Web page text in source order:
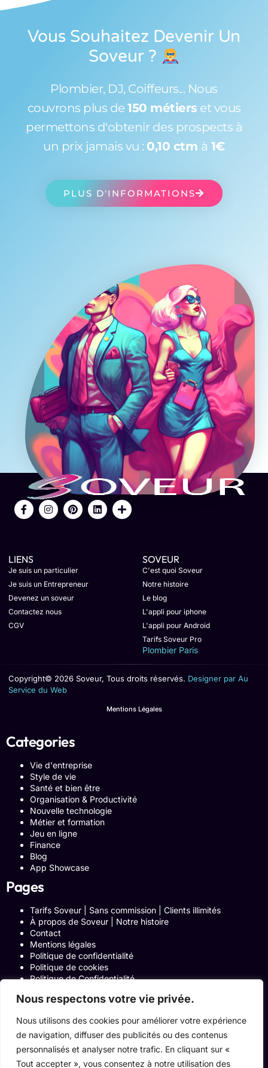
Nous respectons votre vie privée.
Nous utilisons des cookies pour améliorer votre expérience
de navigation, diffuser des publicités ou des contenus
personnalisés et analyser notre trafic. En cliquant sur «
Tout accepter », vous consentez à notre utilisation des
Vous Souhaitez Devenir Un
Soveur ?
Plombier, DJ, Coiffeurs... Nous
couvrons plus de 150 métiers et vous
permettons d'obtenir des prospects à
un prix jamais vu : 0,10 ctm à 1€
PLUS D'INFORMATIONS
LIENS
Je suis un particulier
Je suis un Entrepreneur
Devenez un soveur
Contactez nous
CGV
SOVEUR
C'est quoi Soveur
Notre histoire
Le blog
L'appli pour iphone
L'appli pour Android
Tarifs Soveur Pro
Plombier Paris
Copyright© 2026 Soveur, Tous droits réservés. Designer par Au
Service du Web
Mentions Légales
Categories
Vie d'entreprise
Style de vie
Santé et bien être
Organisation & Productivité
Nouvelle technologie
Métier et formation
Jeu en ligne
Finance
Blog
App Showcase
Pages
Tarifs Soveur | Sans commission | Clients illimités
À propos de Soveur | Notre histoire
Contact
Mentions légales
Politique de confidentialité
Politique de cookies
Politique de Confidentialité
Blog
Programme Affiliation
Conditions générales d’utilisation
ACCUEIL